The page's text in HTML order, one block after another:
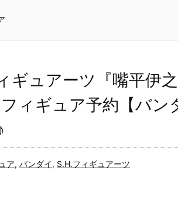
ギュアーツ『嘴平伊
ィギュア予約【バン
ア, バンダイ, S.H.フィギュアーツ